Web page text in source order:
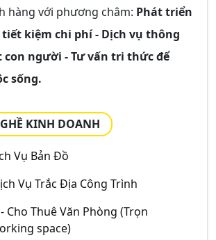
hàng với phương châm: Phát triển
tiết kiệm chi phí - Dịch vụ thông
con người - Tư vấn tri thức để
sống.
KINH DOANH
Vụ Bản Đồ
Vụ Trắc Địa Công Trình
Cho Thuê Văn Phòng (Trọn
space)